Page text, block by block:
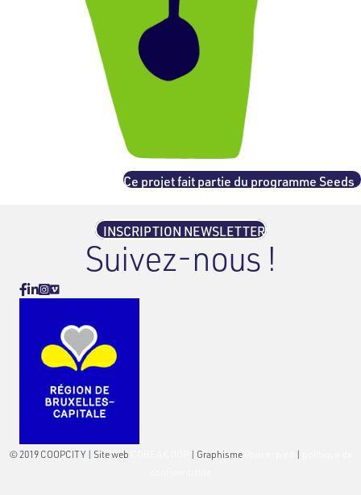
Ce projet fait partie du programme Seeds
INSCRIPTION NEWSLETTER
Suivez-nous !
Facebook
Linkedin
Instagram
Vimeo
© 2019 COOPCITY | Site web | Graphisme |